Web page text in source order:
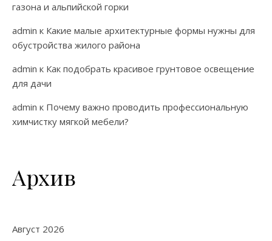
газона и альпийской горки
admin к Какие малые архитектурные формы нужны для
обустройства жилого района
admin к Как подобрать красивое грунтовое освещение
для дачи
admin к Почему важно проводить профессиональную
химчистку мягкой мебели?
Архив
Август 2026